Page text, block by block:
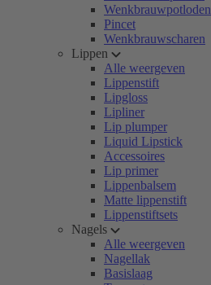
Wenkbrauwpotloden
Pincet
Wenkbrauwscharen
Lippen
Alle weergeven
Lippenstift
Lipgloss
Lipliner
Lip plumper
Liquid Lipstick
Accessoires
Lip primer
Lippenbalsem
Matte lippenstift
Lippenstiftsets
Nagels
Alle weergeven
Nagellak
Basislaag